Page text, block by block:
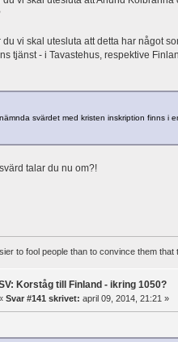
du vi skal utesluta att detta har något
tjänst - i Tavastehus, respektive
svärdet med kristen inskription finns i
svärd talar du nu om?!
to fool people than to convince them that
Korståg till Finland - ikring 1050?
Svar #141 skrivet: april 09, 2014, 21:21 »